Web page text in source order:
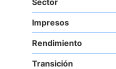
Sector
Impresos
Rendimiento
Transición